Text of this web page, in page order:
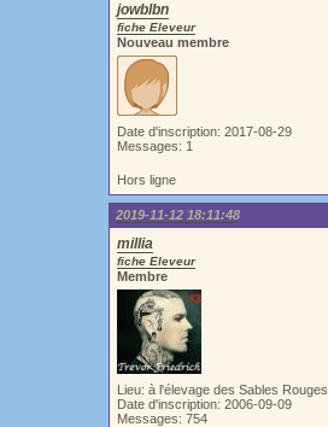
jowblbn
fiche Eleveur
Nouveau membre
Date d'inscription: 2017-08-29
Messages: 1
Hors ligne
2019-11-12 18:11:48
millia
fiche Eleveur
Membre
Lieu: à l'élevage des Sables Rouges
Date d'inscription: 2006-09-09
Messages: 754